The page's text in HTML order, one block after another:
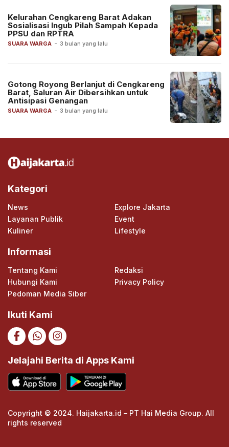
SUARA WARGA - 3 bulan yang lalu
Kelurahan Cengkareng Barat Adakan
Sosialisasi Ingub Pilah Sampah Kepada
PPSU dan RPTRA
SUARA WARGA - 3 bulan yang lalu
Gotong Royong Berlanjut di Cengkareng
Barat, Saluran Air Dibersihkan untuk
Antisipasi Genangan
Kategori
News
Explore Jakarta
Layanan Publik
Event
Kuliner
Lifestyle
Informasi
Tentang Kami
Redaksi
Hubungi Kami
Privacy Policy
Pedoman Media Siber
Ikuti Kami
Jelajahi Berita di Apps Kami
Copyright © 2024. Haijakarta.id – PT Hai Media Group. All
rights reserved